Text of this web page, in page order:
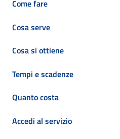
Come fare
Cosa serve
Cosa si ottiene
Tempi e scadenze
Quanto costa
Accedi al servizio